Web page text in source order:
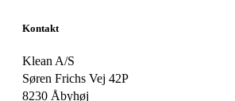
Kontakt
Klean A/S
Søren Frichs Vej 42P
8230 Åbyhøj